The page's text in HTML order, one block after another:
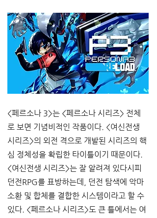
<페르소나 3>는 <페르소나 시리즈> 전체
로 보면 기념비적인 작품이다. <여신전생
시리즈>의 외전 격으로 개발된 시리즈의 핵
심 정체성을 확립한 타이틀이기 때문이다.
<여신전생 시리즈>는 잘 알려져 있다시피
던전RPG를 표방하는데, 던전 탐색에 악마
소환 및 합체를 결합한 시스템이라고 할 수
있다. <페르소나 시리즈>도 큰 틀에서는 여